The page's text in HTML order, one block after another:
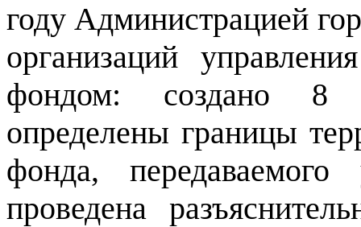
году Администрацией
организаций
фондом: создано 8
определены границы
фонда,
проведена